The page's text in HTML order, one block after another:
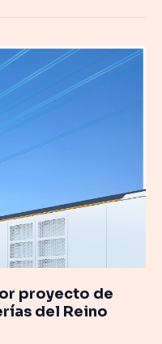
proyecto de
del Reino